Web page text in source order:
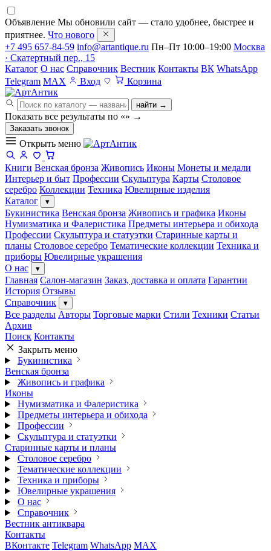
Объявление Мы обновили сайт — стало удобнее, быстрее и
приятнее. Что нового
+7 495 657-84-59 info@artantique.ru Пн–Пт 10:00–19:00 Москва
· Скатертный пер., 15
Каталог О нас Справочник Вестник Контакты ВК WhatsApp
Telegram MAX Вход Корзина
найти →
Показать все результаты по «» →
Заказать звонок
Открыть меню
Книги Венская бронза Живопись Иконы Монеты и медали
Интерьер и быт Профессии Скульптура Карты Столовое
серебро Коллекции Техника Ювелирные изделия
Каталог
▾
Букинистика Венская бронза Живопись и графика Иконы
Нумизматика и Фалеристика Предметы интерьера и обихода
Профессии Скульптура и статуэтки Старинные карты и
планы Столовое серебро Тематические коллекции Техника и
приборы Ювелирные украшения
О нас
▾
Главная Салон-магазин Заказ, доставка и оплата Гарантии
История Отзывы
Справочник
▾
Все разделы Авторы Торговые марки Стили Техники Статьи
Архив
Поиск Контакты
Закрыть меню
Букинистика
Венская бронза
Живопись и графика
Иконы
Нумизматика и Фалеристика
Предметы интерьера и обихода
Профессии
Скульптура и статуэтки
Старинные карты и планы
Столовое серебро
Тематические коллекции
Техника и приборы
Ювелирные украшения
О нас
Справочник
Вестник антиквара
Контакты
ВКонтакте Telegram WhatsApp MAX